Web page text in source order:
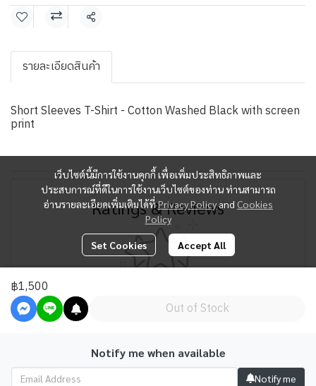
Share
รายละเอียดสินค้า
Short Sleeves T-Shirt - Cotton Washed Black with screen
print
Ratings & Reviews
There are no ratings and reviews yet. Be the first to comment.
Review
฿1,500
Out of Stock
Notify me when available
Notify me
เว็บไซต์นี้มีการใช้งานคุกกี้ เพื่อเพิ่มประสิทธิภาพและ
ประสบการณ์ที่ดีในการใช้งานเว็บไซต์ของท่าน ท่านสามารถ
อ่านรายละเอียดเพิ่มเติมได้ที่Privacy Policyand Cookies
Policy
Set Cookies Accept All